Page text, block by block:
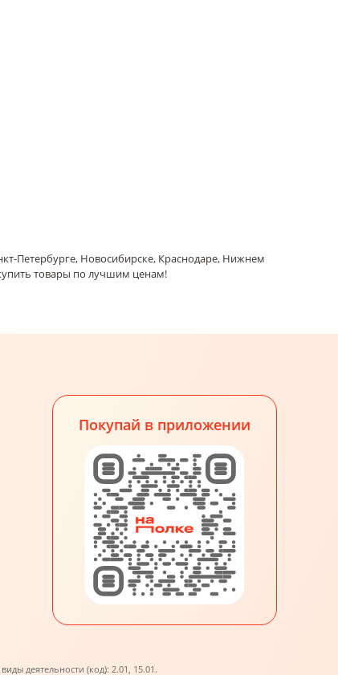
Петербурге, Новосибирске, Краснодаре, Нижнем
товары по лучшим ценам!
Покупай в приложении
деятельности (код): 2.01, 15.01.